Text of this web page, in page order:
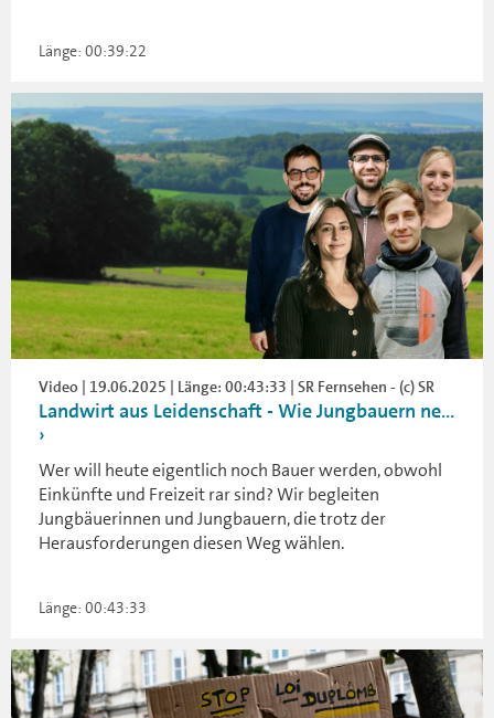
Länge: 00:39:22
Video | 19.06.2025 | Länge: 00:43:33 | SR Fernsehen - (c) SR
Landwirt aus Leidenschaft - Wie Jungbauern ne...
Wer will heute eigentlich noch Bauer werden, obwohl
Einkünfte und Freizeit rar sind? Wir begleiten
Jungbäuerinnen und Jungbauern, die trotz der
Herausforderungen diesen Weg wählen.
Länge: 00:43:33